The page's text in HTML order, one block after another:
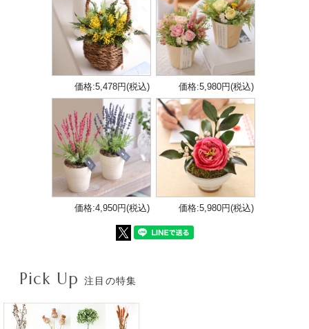
価格:5,478円(税込) 価格:5,980円(税込)
価格:4,950円(税込) 価格:5,980円(税込)